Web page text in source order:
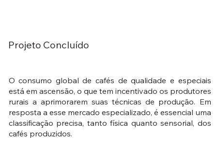
Projeto Concluído
O consumo global de cafés de qualidade e especiais
está em ascensão, o que tem incentivado os produtores
rurais a aprimorarem suas técnicas de produção. Em
resposta a esse mercado especializado, é essencial uma
classificação precisa, tanto física quanto sensorial, dos
cafés produzidos.